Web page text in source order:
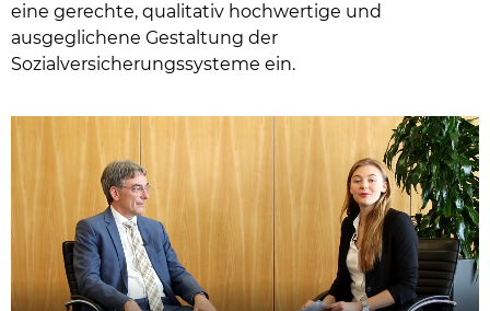
eine gerechte, qualitativ hochwertige und
ausgeglichene Gestaltung der
Sozialversicherungssysteme ein.